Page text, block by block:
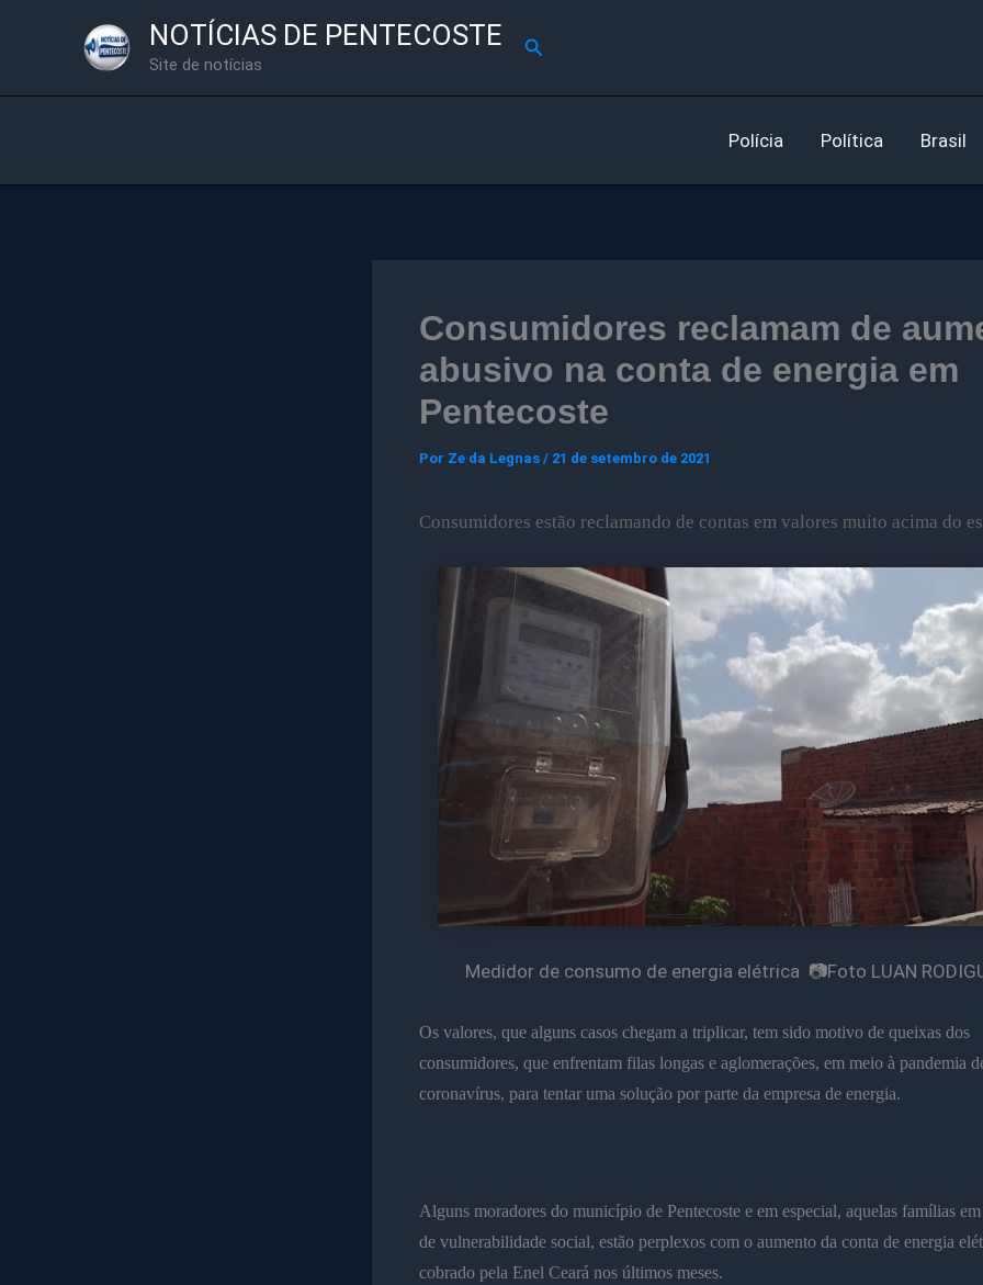
NOTÍCIAS DE PENTECOSTE
Site de notícias
Pesquisar
Polícia Política Brasil
Consumidores reclamam de
abusivo na conta de energia em
Pentecoste
Por Ze da Legnas / 21 de setembro de 2021
Consumidores estão reclamando de contas em valores muito acima do
Medidor de consumo de energia elétrica 📷Foto LUAN
Os valores, que alguns casos chegam a triplicar, tem sido motivo de queixas dos
consumidores, que enfrentam filas longas e aglomerações, em meio à pandemia
coronavírus, para tentar uma solução por parte da empresa de energia.
Alguns moradores do município de Pentecoste e em especial, aquelas famílias
de vulnerabilidade social, estão perplexos com o aumento da conta de energia
cobrado pela Enel Ceará nos últimos meses.